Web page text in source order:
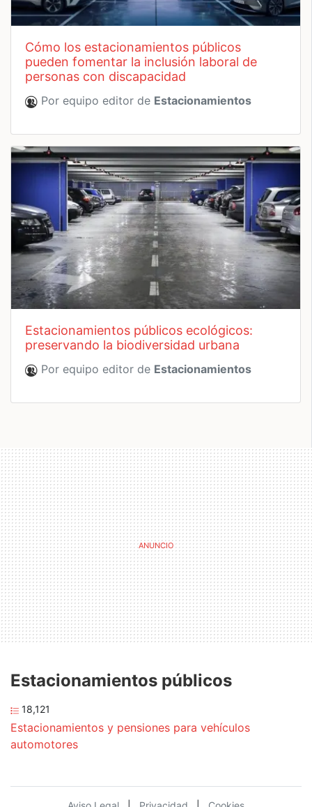
cómo los estacionamientos públicos
pueden fomentar la inclusión laboral de
personas con discapacidad
Por equipo editor de Estacionamientos
estacionamientos públicos ecológicos:
preservando la biodiversidad urbana
Por equipo editor de Estacionamientos
Estacionamientos públicos
18,121
Estacionamientos y pensiones para vehículos
automotores